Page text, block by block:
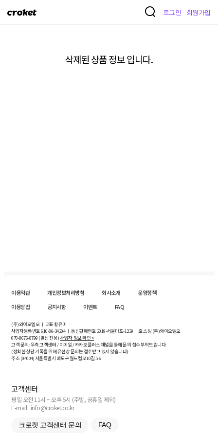
크
로그인 회원가입
삭제된 상품 정보 입니다.
이용약관 개인정보처리방침 회사소개
운영정책
이용방법
공지사항 이벤트 FAQ
(주)와이오엘오 ㅣ 대표 황유미
사업자등록번호610-86-34204ㅣ 통신판매번호 2019-서울마포-1239 ㅣ 호스팅 (주)와이오엘오
070-8676-8799 (발신 전용)사업자 정보 확인 >
고객 문의: 우측 고객센터 / 이메일 / 카카오플러스 채널을 통해 문의 접수 부탁드립니다.
(정확한 상담 기록을 위해 유선상 문의는 접수받고 있지 않습니다)
주소 [04004] 서울특별시 마포구 월드컵로10길5-6
고객센터
평일 오전 11시 ~ 오후 5시 (주말, 공휴일 제외)
E-mail : info@croket.co.kr
크로켓 고객센터 문의 FAQ